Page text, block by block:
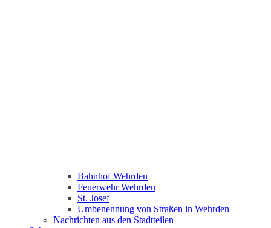
Bahnhof Wehrden
Feuerwehr Wehrden
St. Josef
Umbenennung von Straßen in Wehrden
Nachrichten aus den Stadtteilen